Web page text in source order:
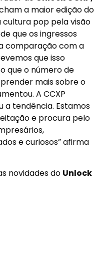
a maior edição do
pop pela visão
que os ingressos
comparação com a
que isso
que o número de
mais sobre o
A CCXP
a tendência. Estamos
e procura pelo
e curiosos” afirma
novidades do Unlock